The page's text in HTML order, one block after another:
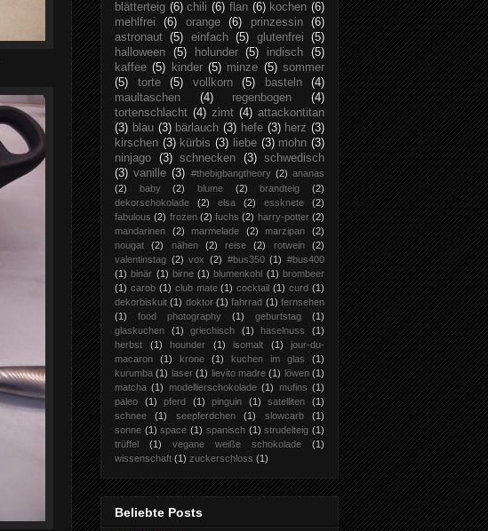
blätterteig (6) chili (6) flan (6) kochen (6)
mehlfrei
(6) orange (6) prinzessin
(6)
astronaut
(5) einfach (5) glutenfrei
(5)
halloween
(5) holunder (5) indisch
(5)
kaffee (5) kinder (5) minze (5) sommer
(5)
torte (5) vollkorn (5) basteln
(4)
maultaschen
(4) regenbogen
(4)
tortenschlacht (4) zimt (4) attackontitan
(3) blau (3) bärlauch (3) hefe (3) herz (3)
kirschen (3) kürbis (3) liebe (3) mohn (3)
ninjago
(3) schnecken (3)
schwedisch
(3) vanille (3) #thebigbangtheory (2) ananas
(2)
baby (2) blume (2) brandteig
(2)
dekorschokolade
(2) elsa (2) essknete
(2)
fabulous (2) frozen (2) fuchs (2) harry-potter (2)
mandarinen
(2) marmelade (2) marzipan
(2)
nougat
(2) nähen (2) reise (2) rotwein
(2)
valentinstag (2) vox (2) #bus350 (1) #bus400
(1) binär (1) birne (1) blumenkohl (1) brombeer
(1) carob (1) club mate (1) cocktail (1) curd (1)
dekorbiskuit (1) doktor (1) fahrrad (1) fernsehen
(1)
food photography (1) geburtstag
(1)
glaskuchen
(1) griechisch (1) haselnuss
(1)
herbst
(1) hounder (1) isomalt (1)
jour-du-
macaron
(1) krone (1) kuchen im glas
(1)
kurumba (1) laser (1) lievito madre (1) löwen (1)
matcha (1) modellierschokolade (1) mufins (1)
paleo
(1) pferd (1) pinguin (1) satelliten
(1)
schnee
(1) seepferdchen (1) slowcarb
(1)
sonne (1) space (1) spanisch (1) strudelteig (1)
trüffel
(1) vegane weiße schokolade
(1)
wissenschaft (1) zuckerschloss (1)
Beliebte Posts